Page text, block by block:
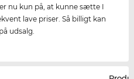
nu kun på, at kunne sætte I
lave priser. Så billigt kan
udsalg.